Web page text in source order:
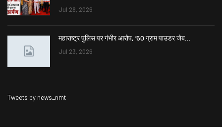
Jul 28, 2026
महाराष्ट्र पुलिस पर गंभीर आरोप, ’50 ग्राम पाउडर जेब…
Jul 23, 2026
Tweets by news_nmt